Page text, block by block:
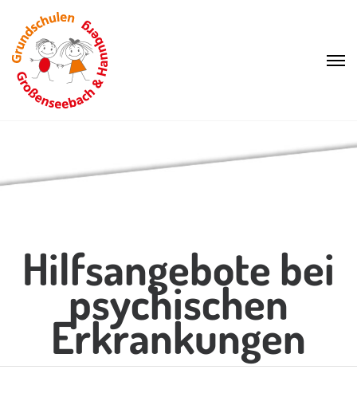
Hilfsangebote bei
psychischen
Erkrankungen